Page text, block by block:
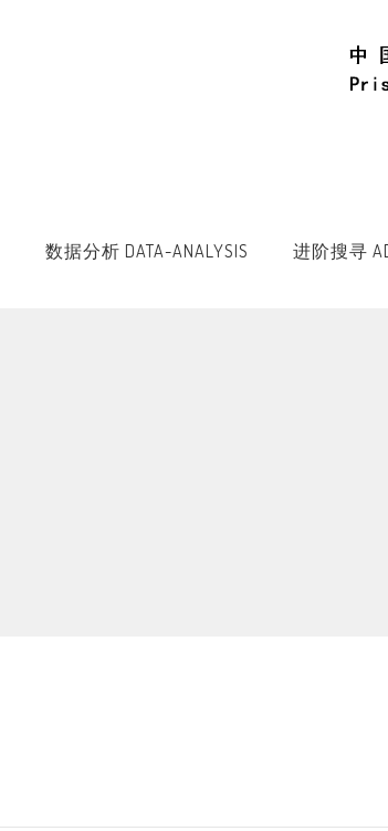
数据分析 DATA-ANALYSIS 进阶搜寻